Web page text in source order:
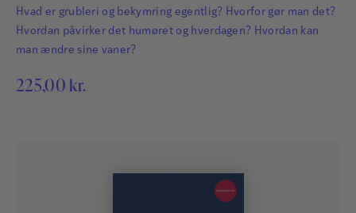
Hvad er grubleri og bekymring egentlig? Hvorfor gør man det?
Hvordan påvirker det humøret og hverdagen? Hvordan kan
man ændre sine vaner?
225,00 kr.